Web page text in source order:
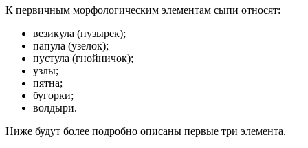
К первичным морфологическим элементам сыпи относят:
везикула (пузырек);
папула (узелок);
пустула (гнойничок);
узлы;
пятна;
бугорки;
волдыри.
Ниже будут более подробно описаны первые три элемента.